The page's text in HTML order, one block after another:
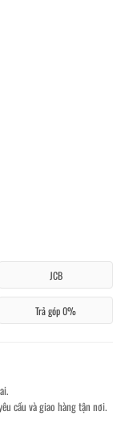
JCB
Trả góp 0%
cầu và giao hàng tận nơi.